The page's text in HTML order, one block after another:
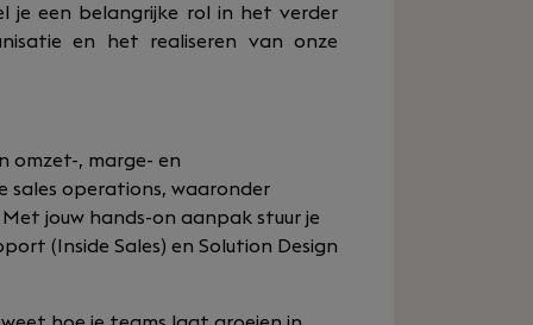
je een belangrijke rol in het verder
en het realiseren van onze
omzet-, marge- en
sales operations, waaronder
jouw hands-on aanpak stuur je
(Inside Sales) en Solution Design